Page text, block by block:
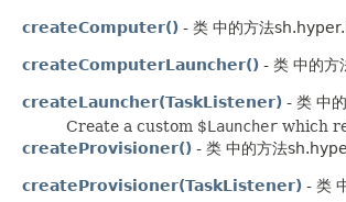
createComputer() - 类 中的方法
createComputerLauncher() - 类 中的
createLauncher(TaskListener) - 类 中
Create a custom $Launcher which
createProvisioner() - 类 中的方法
createProvisioner(TaskListener) - 类